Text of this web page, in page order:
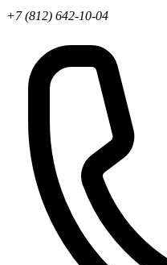
+7 (812) 642-10-04